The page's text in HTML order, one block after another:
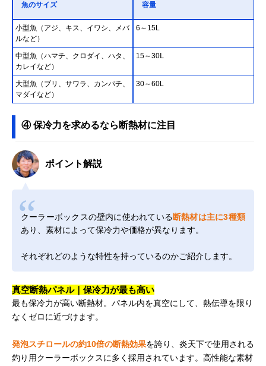
魚のサイズ 容量
小型魚（アジ、キス、イワシ、メバ
ルなど）
6～15L
中型魚（ハマチ、クロダイ、ハタ、
カレイなど）
15～30Ⅼ
大型魚（ブリ、サワラ、カンパチ、
マダイなど）
30～60L
④ 保冷力を求めるなら断熱材に注目
ポイント解説
クーラーボックスの壁内に使われている断熱材は主に3種類
あり、素材によって保冷力や価格が異なります。
それぞれどのような特性を持っているのかご紹介します。
真空断熱パネル｜保冷力が最も高い
最も保冷力が高い断熱材。パネル内を真空にして、熱伝導を限り
なくゼロに近づけます。
発泡スチロールの約10倍の断熱効果を誇り、炎天下で使用される
釣り用クーラーボックスに多く採用されています。高性能な素材